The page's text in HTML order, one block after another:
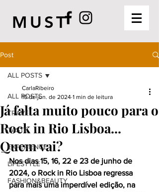
MUST
Post
ALL POSTS
TRAVEL
TASTE
EXPERIENCE
LIFESTYLE
FASHION&BEAUTY
ALL POSTS
Já falta muito pouco para o
Rock in Rio Lisboa...
Quem vai?
CarlaRibeiro
10 de jun. de 2024 1 min de leitura
Nos dias 15, 16, 22 e 23 de junho de
2024, o Rock in Rio Lisboa regressa
para mais uma imperdível edição, na